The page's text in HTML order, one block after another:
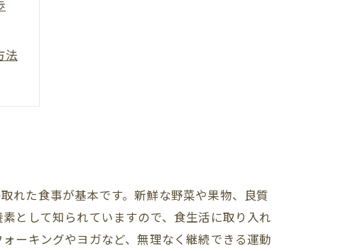
法
れた食事が基本です。新鮮な野菜や果物、良質
として知られていますので、食生活に取り入れ
ーキングやヨガなど、無理なく継続できる運動